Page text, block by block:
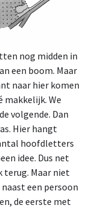
nog midden in
een boom. Maar
naar hier komen
makkelijk. We
volgende. Dan
Hier hangt
hoofdletters
idee. Dus net
terug. Maar niet
een persoon
de eerste met